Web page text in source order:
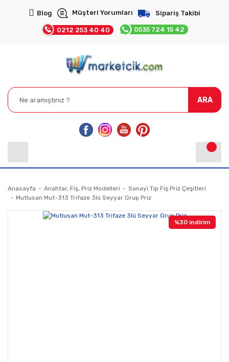
Blog Müşteri Yorumları Sipariş Takibi
0212 253 40 40 0535 724 15 42
ARA
Anasayfa Anahtar, Fiş, Priz Modelleri
Sanayi Tip Fiş Priz Çeşitleri
Mutlusan Mut-313 Trifaze 3lü Seyyar Grup Priz
%30 indirim